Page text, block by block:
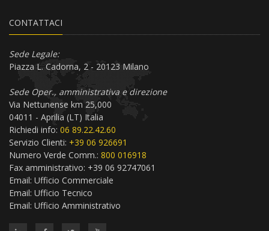
CONTATTACI
Sede Legale:
Piazza L. Cadorna, 2 - 20123 Milano
Sede Oper., amministrativa e direzione
Via Nettunense km 25,000
04011 - Aprilia (LT) Italia
Richiedi info: 06 89.22.42.60
Servizio Clienti: +39 06 926691
Numero Verde Comm.: 800 016918
Fax amministrativo: +39 06 92747061
Email: Ufficio Commerciale
Email: Ufficio Tecnico
Email: Ufficio Amministrativo